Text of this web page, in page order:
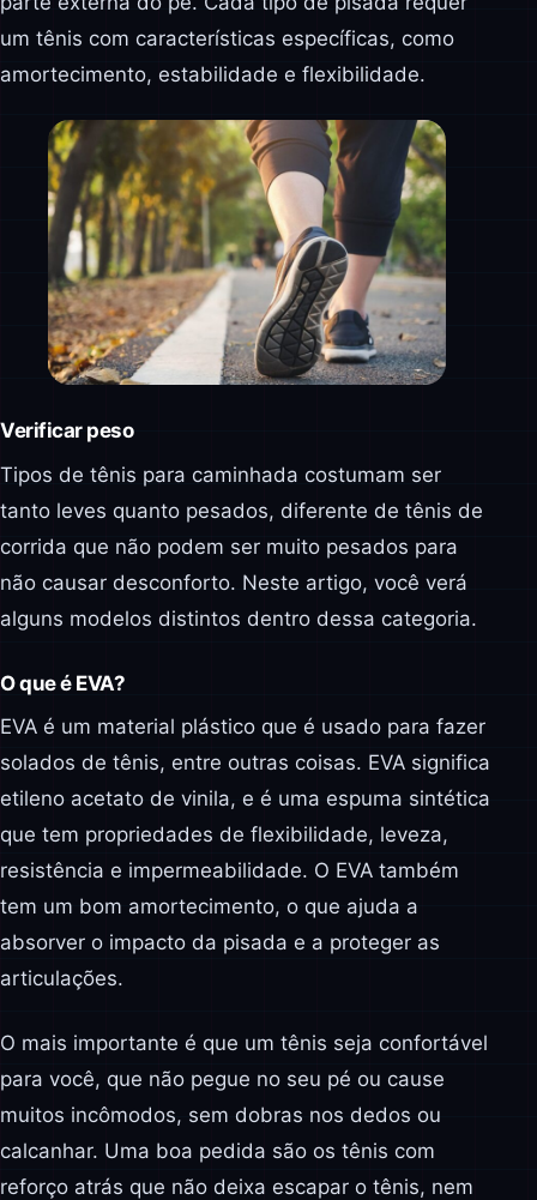
um tênis com características específicas, como
amortecimento, estabilidade e flexibilidade.
Verificar peso
Tipos de tênis para caminhada costumam ser
tanto leves quanto pesados, diferente de tênis de
corrida que não podem ser muito pesados para
não causar desconforto. Neste artigo, você verá
alguns modelos distintos dentro dessa categoria.
O que é EVA?
EVA é um material plástico que é usado para fazer
solados de tênis, entre outras coisas. EVA significa
etileno acetato de vinila, e é uma espuma sintética
que tem propriedades de flexibilidade, leveza,
resistência e impermeabilidade. O EVA também
tem um bom amortecimento, o que ajuda a
absorver o impacto da pisada e a proteger as
articulações.
O mais importante é que um tênis seja confortável
para você, que não pegue no seu pé ou cause
muitos incômodos, sem dobras nos dedos ou
calcanhar. Uma boa pedida são os tênis com
reforço atrás que não deixa escapar o tênis, nem